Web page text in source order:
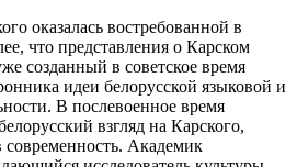
оказалась востребованной в
что представления о Карском
созданный в советское время
идеи белорусской языковой и
В послевоенное время
взгляд на Карского,
современность. Академик